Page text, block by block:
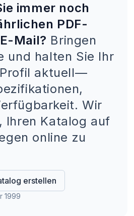
immer noch
PDF-
Mail? Bringen
und halten Sie Ihr
aktuell—
Wir
Ihren Katalog auf
online zu
erstellen
1999